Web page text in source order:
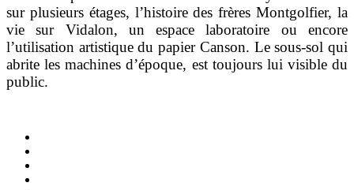
sur plusieurs étages, l’histoire des frères Montgolfier, la
vie sur Vidalon, un espace laboratoire ou encore
l’utilisation artistique du papier Canson. Le sous-sol qui
abrite les machines d’époque, est toujours lui visible du
public.